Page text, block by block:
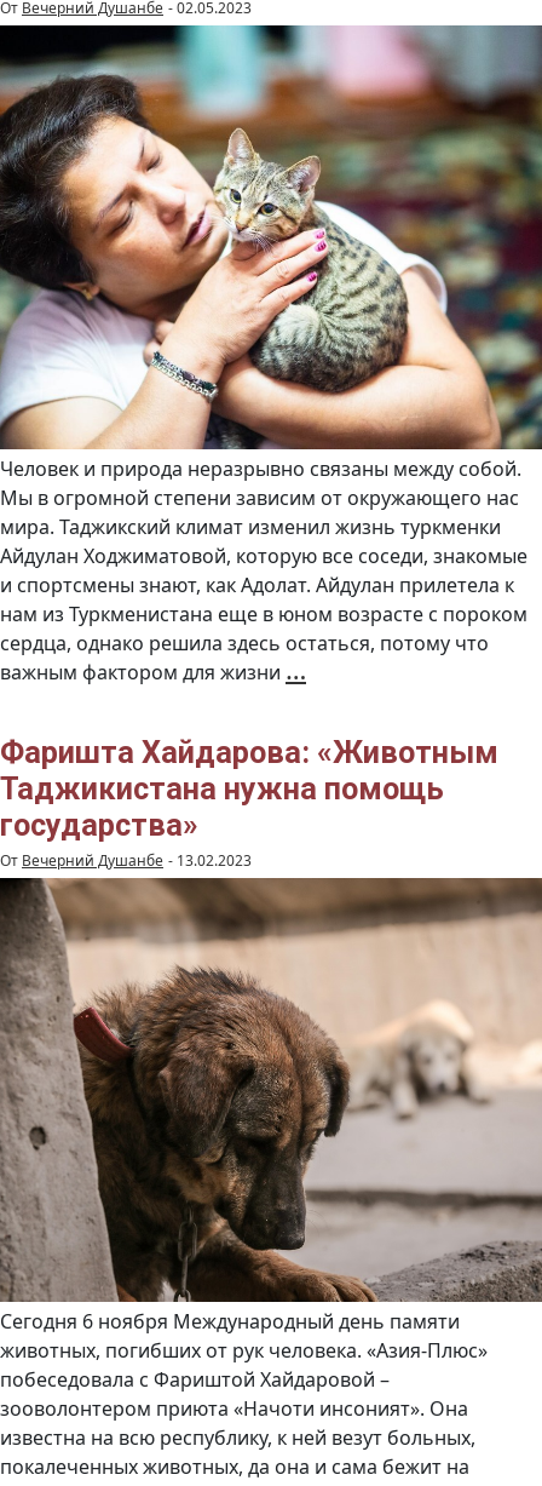
От Вечерний Душанбе -02.05.2023
Человек и природа неразрывно связаны между собой.
Мы в огромной степени зависим от окружающего нас
мира. Таджикский климат изменил жизнь туркменки
Айдулан Ходжиматовой, которую все соседи, знакомые
и спортсмены знают, как Адолат. Айдулан прилетела к
нам из Туркменистана еще в юном возрасте с пороком
сердца, однако решила здесь остаться, потому что
важным фактором для жизни … Айдулан
иеё
вторая
(Видео)
Фаришта Хайдарова: «Животным
Таджикистана нужна помощь
государства»
От Вечерний Душанбе - 13.02.2023
Сегодня 6 ноября Международный день памяти
животных, погибших от рук человека. «Азия-Плюс»
побеседовала с Фариштой Хайдаровой –
зооволонтером приюта «Начоти инсоният». Она
известна на всю республику, к ней везут больных,
покалеченных животных, да она и сама бежит на